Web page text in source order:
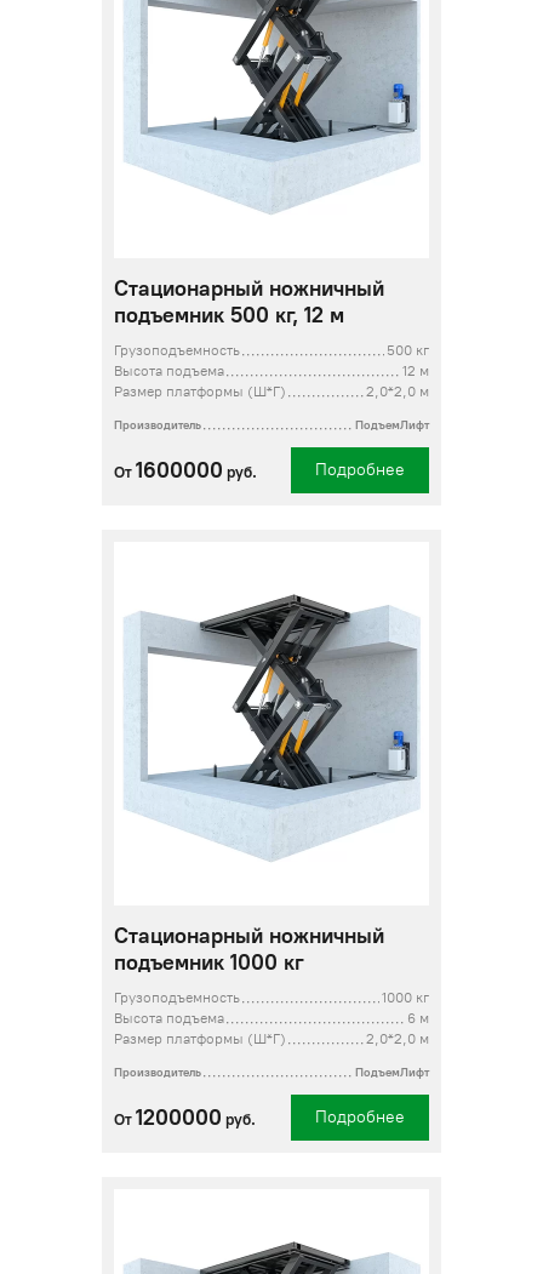
Стационарный ножничный
подъемник 500 кг, 12 м
Грузоподъемность
500 кг
Высота подъема
12 м
Размер платформы (Ш*Г)
2,0*2,0 м
Производитель ПодъемЛифт
От 1600000 руб. Подробнее
Стационарный ножничный
подъемник 1000 кг
Грузоподъемность
1000 кг
Высота подъема
6 м
Размер платформы (Ш*Г)
2,0*2,0 м
Производитель ПодъемЛифт
От 1200000 руб. Подробнее